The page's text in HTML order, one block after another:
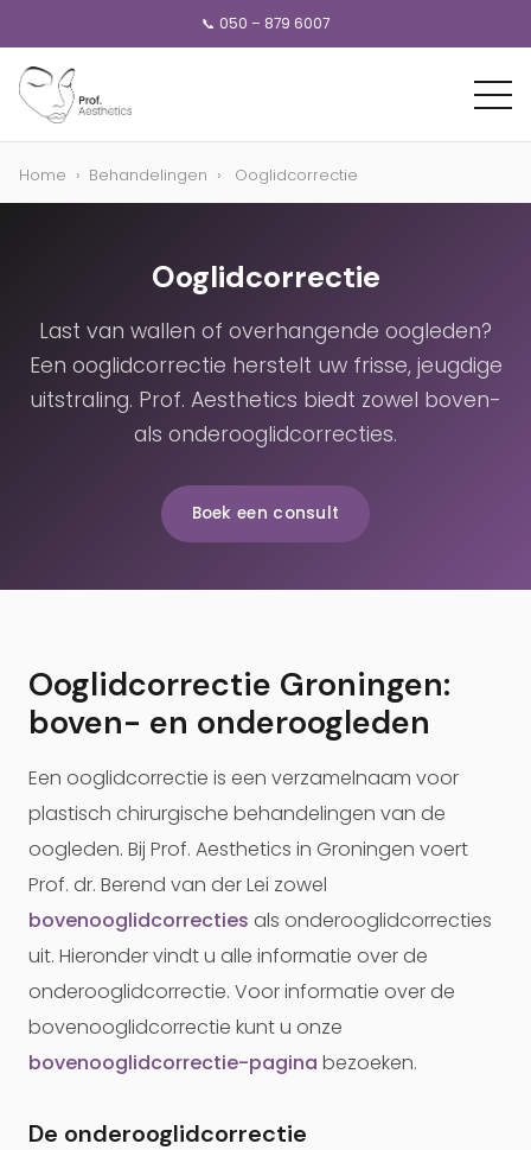
📞 050 – 879 6007
Home › Behandelingen › Ooglidcorrectie
Ooglidcorrectie
Last van wallen of overhangende oogleden?
Een ooglidcorrectie herstelt uw frisse, jeugdige
uitstraling. Prof. Aesthetics biedt zowel boven-
als onderooglidcorrecties.
Boek een consult
Ooglidcorrectie Groningen:
boven- en onderoogleden
Een ooglidcorrectie is een verzamelnaam voor
plastisch chirurgische behandelingen van de
oogleden. Bij Prof. Aesthetics in Groningen voert
Prof. dr. Berend van der Lei zowel
bovenooglidcorrecties als onderooglidcorrecties
uit. Hieronder vindt u alle informatie over de
onderooglidcorrectie. Voor informatie over de
bovenooglidcorrectie kunt u onze
bovenooglidcorrectie-pagina bezoeken.
De onderooglidcorrectie